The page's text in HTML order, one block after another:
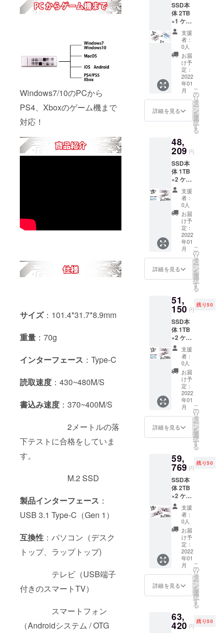
Windows7/10のPCから
PS4、Xboxのゲーム機まで
対応！
サイズ：101.4*31.7*8.9mm
重量 ：70g
インターフェース ：Type-C
読取速度 ：430~480M/S
書込み速度 ：370~400M/S
2メートルの落
下テストに合格をしていま
す。
M.2 SSD
製品インターフェース ：
USB 3.1 Type-C（Gen 1）
互換性 ：パソコン（デスク
トップ、ラップトップ)
テレビ（USB端子
付きのスマートTV）
スマートフォン
（Androidシステム / OTG
SSD本
体 2TB
×1 ケー
ブル2本
(Type-
C&Type
-
C/Type-
C&USB
-A) 日本
語保証
価：
36,450
円 税・
支援
者：
0人
お届
け予
定：
2022
年01
月
詳細を見る
こ
の
リ
タ
ー
ン
を
選
択
す
る
48,
209 円
SSD本
体 1TB
×2 ケー
ブル2本
(Type-
C&Type
-
C/Type-
C&USB
-A)×2
日本語
保証書
定価：
58,800
円 税・
支援
者：
0人
お届
け予
定：
2022
年01
月
詳細を見る
こ
の
リ
タ
ー
ン
を
選
択
す
る
51,
150 円
残り50
SSD本
体 1TB
×2 ケー
ブル2本
(Type-
C&Type
-
C/Type-
C&USB
-A)×2
日本語
保証書
定価：
58,800
円 税・
支援
者：
0人
お届
け予
定：
2022
年01
月
詳細を見る
こ
の
リ
タ
ー
ン
を
選
択
す
る
59,
769 円
残り50
SSD本
体 2TB
×2 ケー
ブル2本
(Type-
C&Type
-
C/Type-
C&USB
-A)×2
日本語
保証書
定価：
72,900
円 税・
支援
者：
0人
お届
け予
定：
2022
年01
月
詳細を見る
こ
の
リ
タ
ー
ン
を
選
択
す
る
63,
420 円
残り50